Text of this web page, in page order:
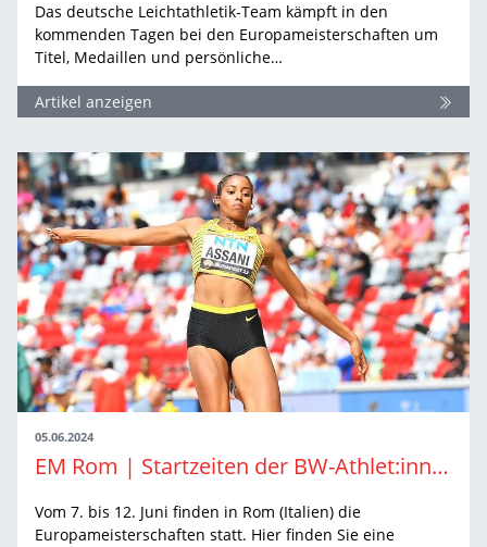
Das deutsche Leichtathletik-Team kämpft in den
kommenden Tagen bei den Europameisterschaften um
Titel, Medaillen und persönliche…
Artikel anzeigen
05.06.2024
EM Rom | Startzeiten der BW-Athlet:innen
Vom 7. bis 12. Juni finden in Rom (Italien) die
Europameisterschaften statt. Hier finden Sie eine